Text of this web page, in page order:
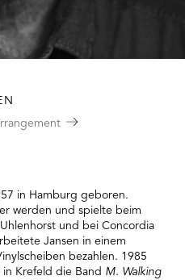
in Hamburg geboren.
werden und spielte beim
und bei Concordia
Jansen in einem
bezahlen. 1985
Krefeld die Band M. Walking